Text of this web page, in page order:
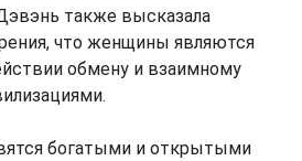
также высказала
что женщины являются
обмену и взаимному
богатыми и открытыми